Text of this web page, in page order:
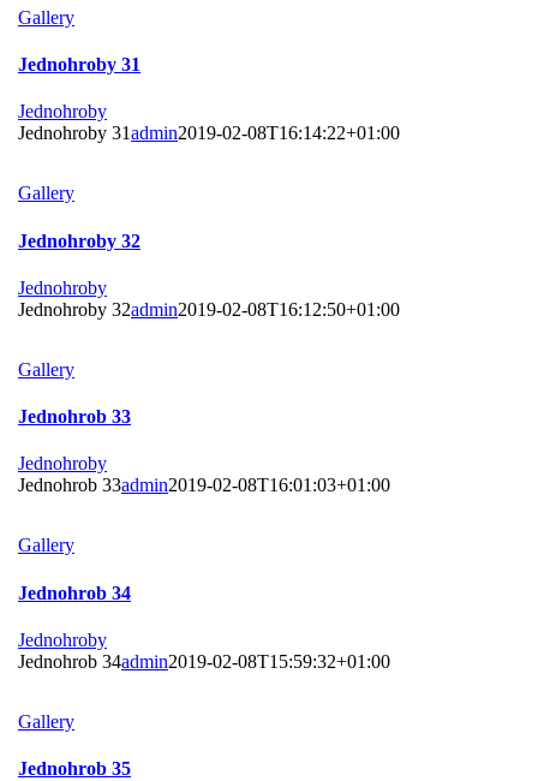
Gallery
Jednohroby 31
Jednohroby
Jednohroby 31admin2019-02-08T16:14:22+01:00
Gallery
Jednohroby 32
Jednohroby
Jednohroby 32admin2019-02-08T16:12:50+01:00
Gallery
Jednohrob 33
Jednohroby
Jednohrob 33admin2019-02-08T16:01:03+01:00
Gallery
Jednohrob 34
Jednohroby
Jednohrob 34admin2019-02-08T15:59:32+01:00
Gallery
Jednohrob 35